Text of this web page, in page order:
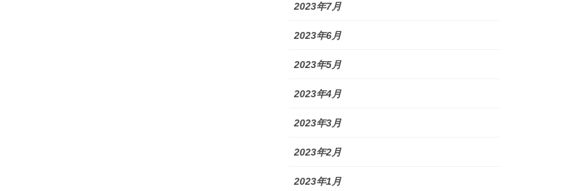
2023年7月
2023年6月
2023年5月
2023年4月
2023年3月
2023年2月
2023年1月